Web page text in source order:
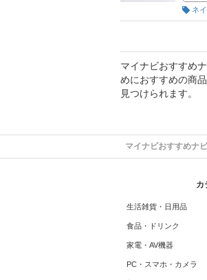
ネ
マイナビおすすめ
めにおすすめの商
見つけられます。
マイナビおすすめナビ
カ
生活雑貨・日用品
食品・ドリンク
家電・AV機器
PC・スマホ・カメラ